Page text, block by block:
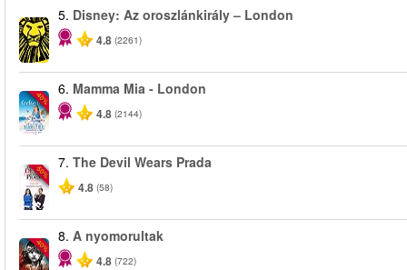
5. Disney: Az oroszlánkirály – London
4.8 (2261)
-40%
6. Mamma Mia - London
4.8 (2144)
-50%
7. The Devil Wears Prada
4.8 (58)
-40%
8. A nyomorultak
4.8 (722)